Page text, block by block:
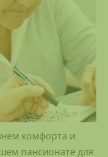
комфорта и
пансионате для